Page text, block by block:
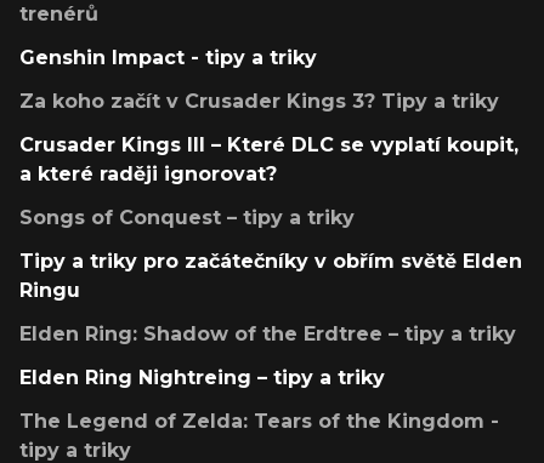
trenérů
Genshin Impact - tipy a triky
Za koho začít v Crusader Kings 3? Tipy a triky
Crusader Kings III – Které DLC se vyplatí koupit,
a které raději ignorovat?
Songs of Conquest – tipy a triky
Tipy a triky pro začátečníky v obřím světě Elden
Ringu
Elden Ring: Shadow of the Erdtree – tipy a triky
Elden Ring Nightreing – tipy a triky
The Legend of Zelda: Tears of the Kingdom -
tipy a triky